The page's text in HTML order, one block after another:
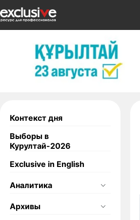
Контекст дня
Выборы в
Курултай-2026
Exclusive in English
Аналитика
Архивы